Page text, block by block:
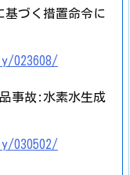
基づく措置命令に
023608/
事故:水素水生成
030502/